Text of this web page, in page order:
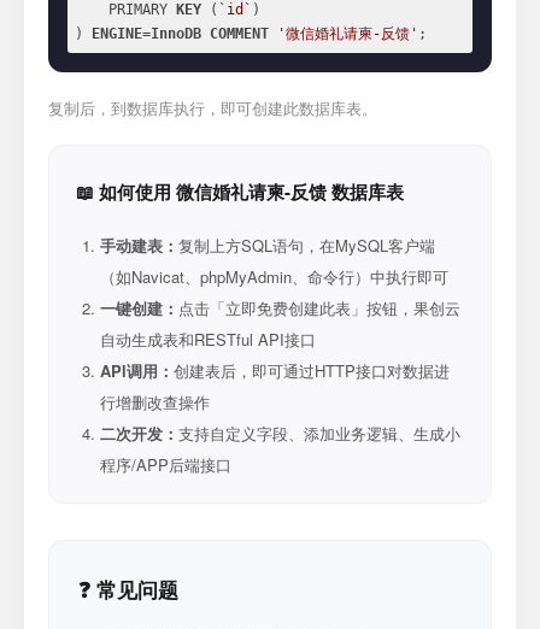
    PRIMARY
KEY ( `id` )
)
ENGINE=InnoDB COMMENT '微信婚礼请柬-反馈' ;
复制后，到数据库执行，即可创建此数据库表。
📖 如何使用 微信婚礼请柬-反馈 数据库表
手动建表： 复制上方SQL语句，在MySQL客户端
（如Navicat、phpMyAdmin、命令行）中执行即可
一键创建： 点击「立即免费创建此表」按钮，果创云
自动生成表和RESTful API接口
API调用： 创建表后，即可通过HTTP接口对数据进
行增删改查操作
二次开发： 支持自定义字段、添加业务逻辑、生成小
程序/APP后端接口
❓ 常见问题